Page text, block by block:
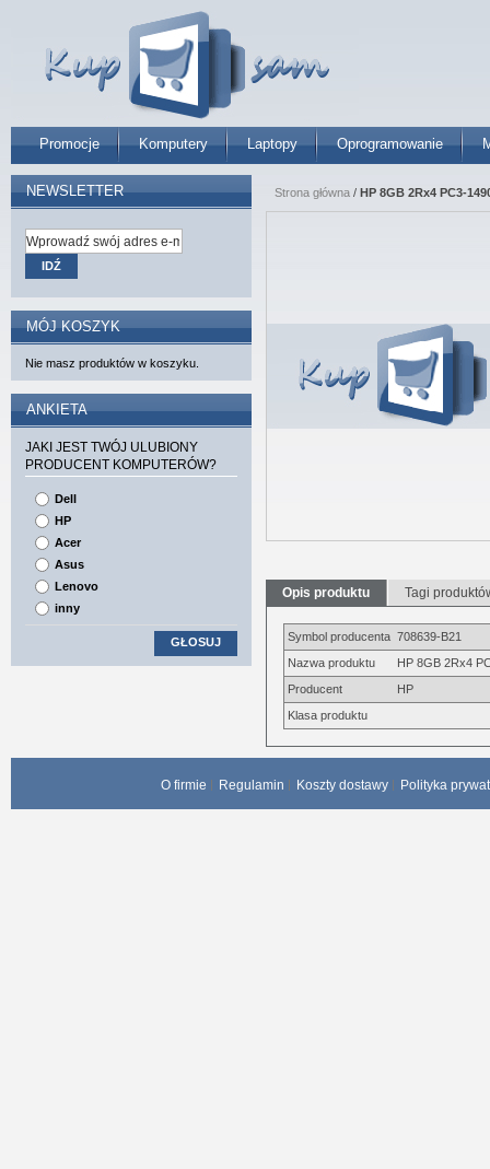
Promocje Komputery Laptopy Oprogramowanie
Strona główna / HP 8GB 2Rx4 PC3-
Opis produktu Tagi
Symbol producenta 708639-B21
Nazwa produktu
HP 8GB 2Rx4
Producent
HP
Klasa produktu
NEWSLETTER
IDŹ
MÓJ KOSZYK
Nie masz produktów w koszyku.
ANKIETA
JAKI JEST TWÓJ ULUBIONY
PRODUCENT KOMPUTERÓW?
Dell
HP
Acer
Asus
Lenovo
inny
GŁOSUJ
O firmie Regulamin Koszty dostawy Polityka